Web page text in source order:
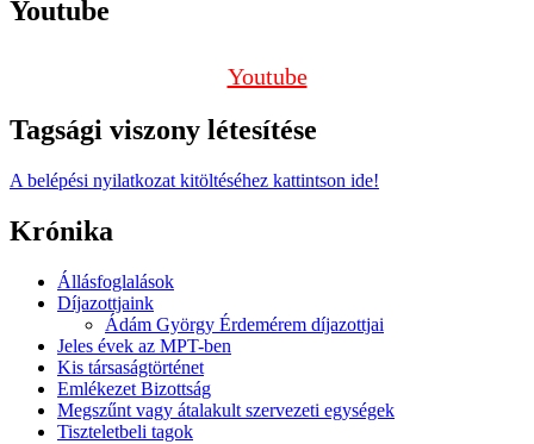
Youtube
Youtube
Tagsági viszony létesítése
A belépési nyilatkozat kitöltéséhez kattintson ide!
Krónika
Állásfoglalások
Díjazottjaink
Ádám György Érdemérem díjazottjai
Jeles évek az MPT-ben
Kis társaságtörténet
Emlékezet Bizottság
Megszűnt vagy átalakult szervezeti egységek
Tiszteletbeli tagok